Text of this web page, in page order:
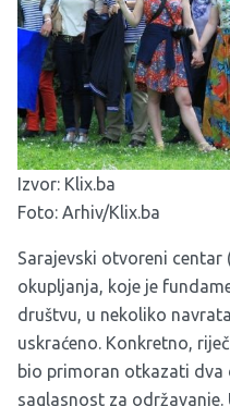
Izvor: Klix.ba
Foto: Arhiv/Klix.ba
Sarajevski otvoreni centar
okupljanja, koje je
društvu, u nekoliko
uskraćeno. Konkretno,
bio primoran otkazati dva
saglasnost za održavanje.